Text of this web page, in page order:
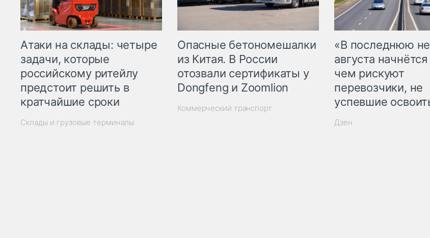
Атаки на склады: четыре
задачи, которые
российскому ритейлу
предстоит решить в
кратчайшие сроки
Склады и грузовые терминалы
Опасные бетономешалки
из Китая. В России
отозвали сертификаты у
Dongfeng и Zoomlion
Коммерческий транспорт
«В последнюю
августа
чем рискуют
перевозчики, не
успевшие
Дзен